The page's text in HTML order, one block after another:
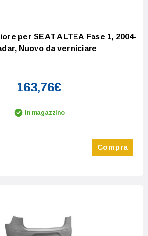
per SEAT ALTEA Fase 1, 2004-
Nuovo da verniciare
163,76€
In magazzino
Quantity:
Compra